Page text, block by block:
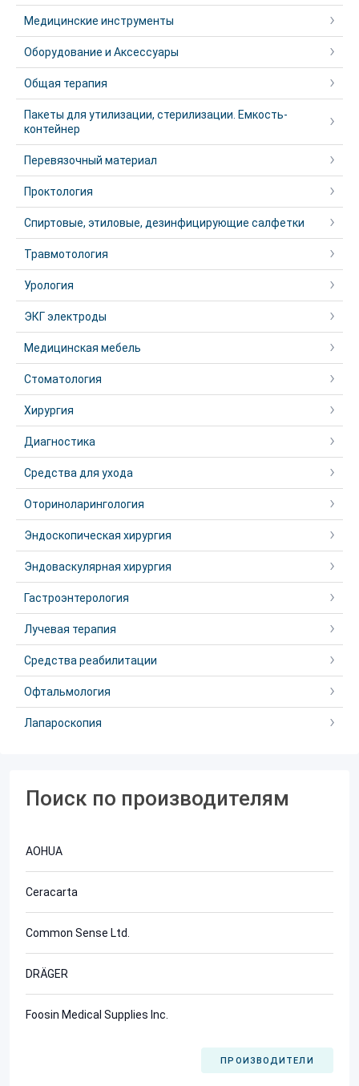
Медицинские инструменты
Оборудование и Аксессуары
Общая терапия
Пакеты для утилизации, стерилизации. Емкость-
контейнер
Перевязочный материал
Проктология
Спиртовые, этиловые, дезинфицирующие салфетки
Травмотология
Урология
ЭКГ электроды
Медицинская мебель
Стоматология
Хирургия
Диагностика
Средства для ухода
Оториноларингология
Эндоскопическая хирургия
Эндоваскулярная хирургия
Гастроэнтерология
Лучевая терапия
Средства реабилитации
Офтальмология
Лапароскопия
Поиск по производителям
AOHUA
Ceracarta
Common Sense Ltd.
DRÄGER
Foosin Medical Supplies Inc.
ПРОИЗВОДИТЕЛИ